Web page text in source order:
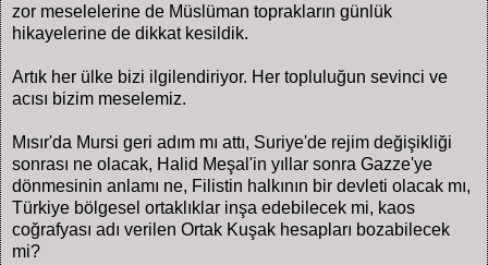
zor meselelerine de Müslüman toprakların günlük
hikayelerine de dikkat kesildik.
Artık her ülke bizi ilgilendiriyor. Her topluluğun sevinci ve
acısı bizim meselemiz.
Mısır'da Mursi geri adım mı attı, Suriye'de rejim değişikliği
sonrası ne olacak, Halid Meşal'in yıllar sonra Gazze'ye
dönmesinin anlamı ne, Filistin halkının bir devleti olacak mı,
Türkiye bölgesel ortaklıklar inşa edebilecek mi, kaos
coğrafyası adı verilen Ortak Kuşak hesapları bozabilecek
mi?